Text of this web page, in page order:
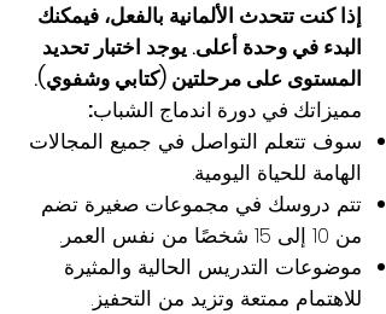
إذا كنت تتحدث الألمانية بالفعل، فيمكنك
البدء في وحدة أعلى. يوجد اختبار تحديد
المستوى على مرحلتين (كتابي وشفوي).
مميزاتك في دورة اندماج الشباب:
سوف تتعلم التواصل في جميع المجالات
الهامة للحياة اليومية.
تتم دروسك في مجموعات صغيرة تضم
من 10 إلى 15 شخصًا من نفس العمر.
موضوعات التدريس الحالية والمثيرة
للاهتمام ممتعة وتزيد من التحفيز.